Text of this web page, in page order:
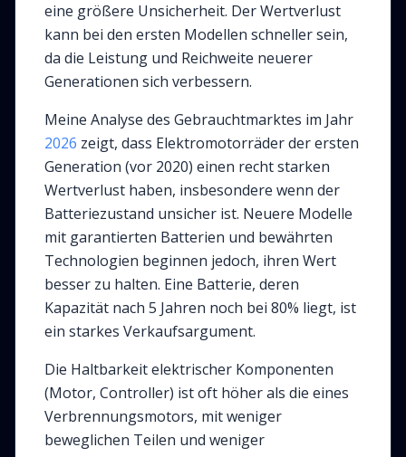
eine größere Unsicherheit. Der Wertverlust
kann bei den ersten Modellen schneller sein,
da die Leistung und Reichweite neuerer
Generationen sich verbessern.
Meine Analyse des Gebrauchtmarktes im Jahr
2026 zeigt, dass Elektromotorräder der ersten
Generation (vor 2020) einen recht starken
Wertverlust haben, insbesondere wenn der
Batteriezustand unsicher ist. Neuere Modelle
mit garantierten Batterien und bewährten
Technologien beginnen jedoch, ihren Wert
besser zu halten. Eine Batterie, deren
Kapazität nach 5 Jahren noch bei 80% liegt, ist
ein starkes Verkaufsargument.
Die Haltbarkeit elektrischer Komponenten
(Motor, Controller) ist oft höher als die eines
Verbrennungsmotors, mit weniger
beweglichen Teilen und weniger